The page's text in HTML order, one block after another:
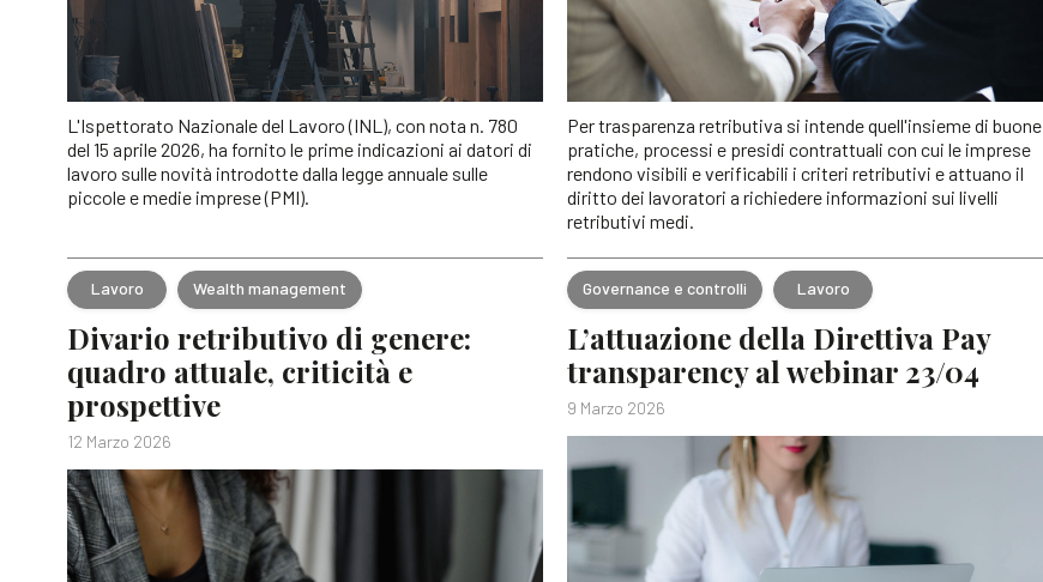
L'Ispettorato Nazionale del Lavoro (INL), con nota n. 780
del 15 aprile 2026, ha fornito le prime indicazioni ai datori di
lavoro sulle novità introdotte dalla legge annuale sulle
piccole e medie imprese (PMI).
Per trasparenza retributiva si intende quell'insieme di buone
pratiche, processi e presidi contrattuali con cui le imprese
rendono visibili e verificabili i criteri retributivi e attuano il
diritto dei lavoratori a richiedere informazioni sui livelli
retributivi medi.
Lavoro Wealth management
Divario retributivo di genere:
quadro attuale, criticità e
prospettive
12 Marzo 2026
Governance e controlli Lavoro
L’attuazione della Direttiva Pay
transparency al webinar 23/04
9 Marzo 2026